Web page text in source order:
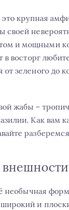
крупная
своей
и мощными
в восторг
зеленого до
жабы –
Как вам
необычная
и